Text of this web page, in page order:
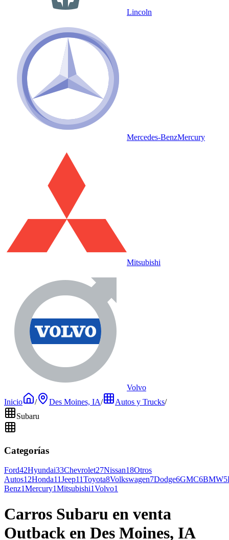
Lincoln
Mercedes-BenzMercury
Mitsubishi
Volvo
Inicio
/ Des Moines, IA/ Autos y Trucks/
Subaru
Categorías
Ford42Hyundai33Chevrolet27Nissan18Otros
Autos12Honda11Jeep11Toyota8Volkswagen7Dodge6GMC6BMW5
Benz1Mercury1Mitsubishi1Volvo1
Carros Subaru en venta
Outback en Des Moines, IA